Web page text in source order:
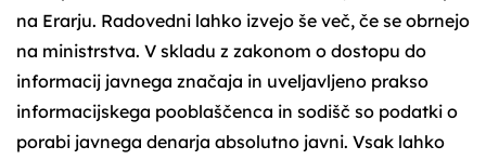
na Erarju. Radovedni lahko izvejo še več, če se obrnejo
na ministrstva. V skladu z zakonom o dostopu do
informacij javnega značaja in uveljavljeno prakso
informacijskega pooblaščenca in sodišč so podatki o
porabi javnega denarja absolutno javni. Vsak lahko